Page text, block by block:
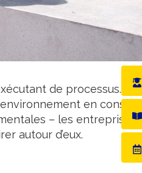
de processus. Il
en
– les entreprises
autour d’eux.